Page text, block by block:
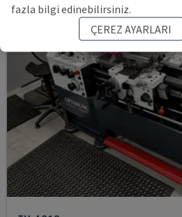
fazla bilgi edinebilirsiniz.
ÇEREZ AYARLARI